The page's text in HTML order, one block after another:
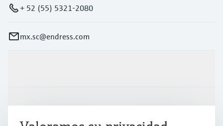
+ 52 (55) 5321-2080
mx.sc@endress.com
Industrias